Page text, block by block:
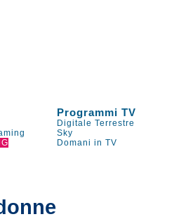
Programmi TV
Digitale Terrestre
Sky
Domani in TV